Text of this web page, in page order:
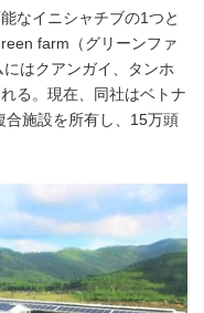
なイニシャチブの1つと
farm（グリーンファ
はクアンガイ、タンホ
る。現在、同社はベトナ
施設を所有し、15万頭